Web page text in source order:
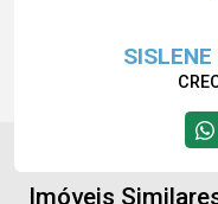
Imóveis